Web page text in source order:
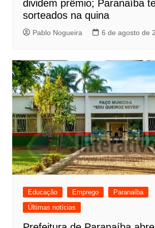
dividem prêmio; Paranaíba
sorteados na quina
Pablo Nogueira 6 de agosto de
Educação Emprego
Paranaíba
Últimas notícias